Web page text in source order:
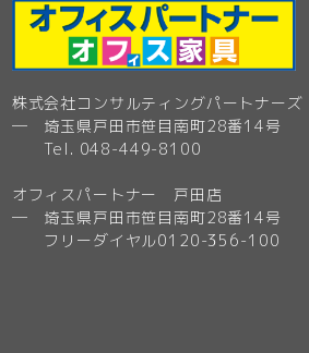
株式会社コンサルティングパートナーズ
─ 埼玉県戸田市笹目南町28番14号
Tel. 048-449-8100
オフィスパートナー 戸田店
─ 埼玉県戸田市笹目南町28番14号
フリーダイヤル0120-356-100